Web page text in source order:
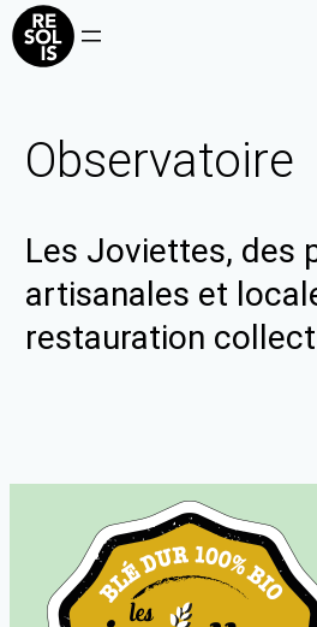
Observatoire
Les Joviettes, des
artisanales et
restauration